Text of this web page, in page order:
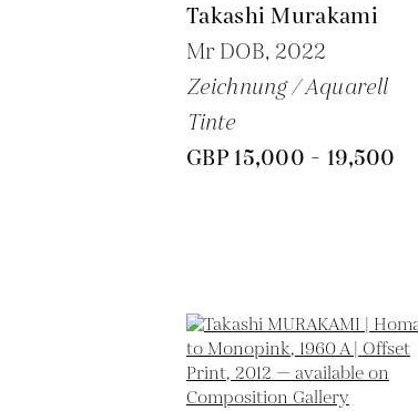
Takashi Murakami
Mr DOB, 2022
Zeichnung / Aquarell
Tinte
GBP 15,000 - 19,500